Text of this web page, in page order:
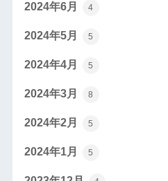
2024年6月 4
2024年5月 5
2024年4月 5
2024年3月 8
2024年2月 5
2024年1月 5